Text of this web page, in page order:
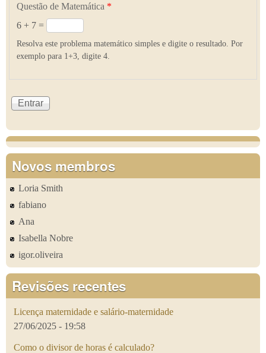
Questão de Matemática *
6 + 7 =
Resolva este problema matemático simples e digite o resultado. Por
exemplo para 1+3, digite 4.
Novos membros
Loria Smith
fabiano
Ana
Isabella Nobre
igor.oliveira
Revisões recentes
Licença maternidade e salário-maternidade
27/06/2025 - 19:58
Como o divisor de horas é calculado?